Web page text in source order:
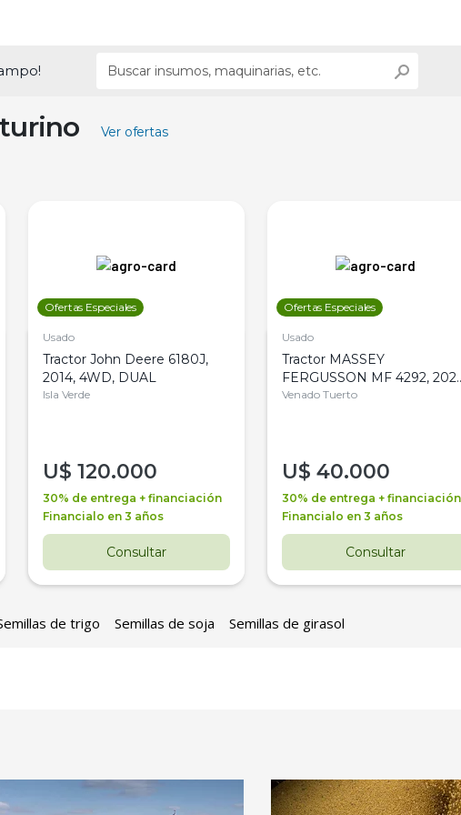
Ver ofertas
Ofertas Especiales
Usado
Tractor John Deere 6180J,
2014, 4WD, DUAL
Isla Verde
U$ 120.000
30% de entrega + financiación
Financialo en 3 años
Consultar
Ofertas Especiales
Usado
Tractor MASSEY
FERGUSSON MF 4292,
4WD, PATON
Venado Tuerto
U$ 40.000
30% de entrega + financiación
Financialo en 3 años
Consultar
de trigo Semillas de soja Semillas de girasol